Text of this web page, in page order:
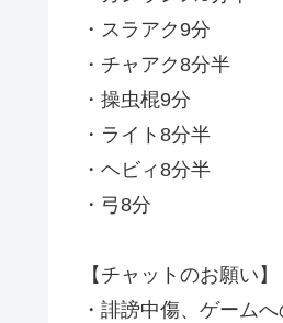
・スラアク9分
・チャアク8分半
・操虫棍9分
・ライト8分半
・ヘビィ8分半
・弓8分
【チャットのお願い】
・誹謗中傷、ゲーム